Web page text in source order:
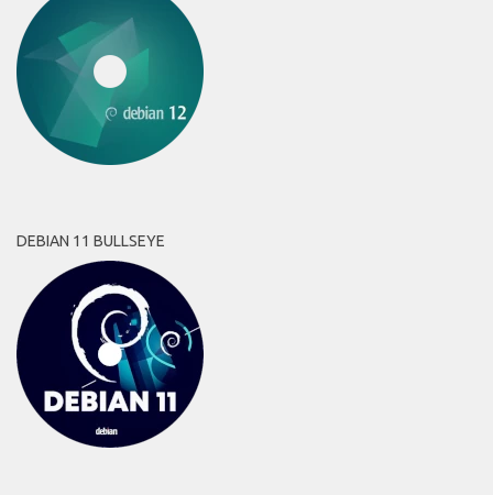
DEBIAN 11 BULLSEYE